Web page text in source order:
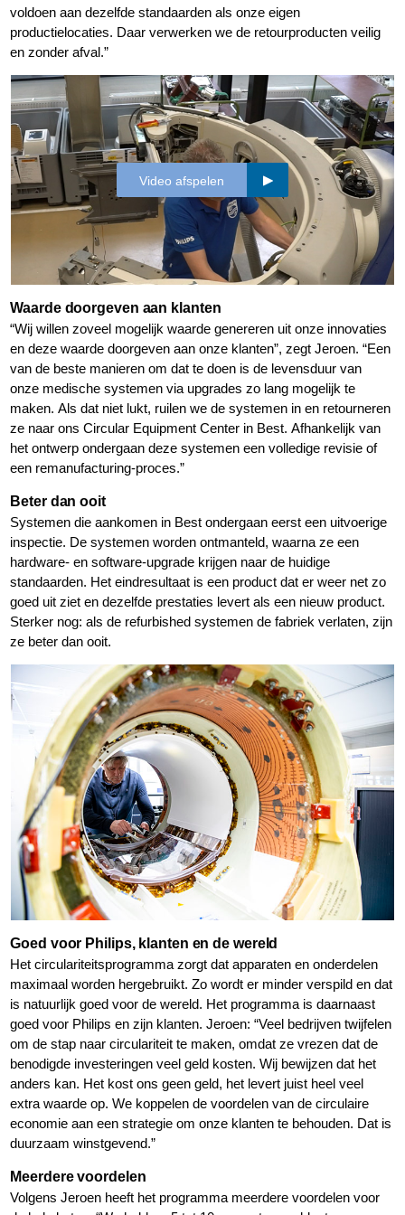
voldoen aan dezelfde standaarden als onze eigen
productielocaties. Daar verwerken we de retourproducten veilig
en zonder afval.”
Video afspelen
Waarde doorgeven aan klanten
“Wij willen zoveel mogelijk waarde genereren uit onze innovaties
en deze waarde doorgeven aan onze klanten”, zegt Jeroen. “Een
van de beste manieren om dat te doen is de levensduur van
onze medische systemen via upgrades zo lang mogelijk te
maken. Als dat niet lukt, ruilen we de systemen in en retourneren
ze naar ons Circular Equipment Center in Best. Afhankelijk van
het ontwerp ondergaan deze systemen een volledige revisie of
een remanufacturing-proces.”
Beter dan ooit
Systemen die aankomen in Best ondergaan eerst een uitvoerige
inspectie. De systemen worden ontmanteld, waarna ze een
hardware- en software-upgrade krijgen naar de huidige
standaarden. Het eindresultaat is een product dat er weer net zo
goed uit ziet en dezelfde prestaties levert als een nieuw product.
Sterker nog: als de refurbished systemen de fabriek verlaten, zijn
ze beter dan ooit.
Goed voor Philips, klanten en de wereld
Het circulariteitsprogramma zorgt dat apparaten en onderdelen
maximaal worden hergebruikt. Zo wordt er minder verspild en dat
is natuurlijk goed voor de wereld. Het programma is daarnaast
goed voor Philips en zijn klanten. Jeroen: “Veel bedrijven twijfelen
om de stap naar circulariteit te maken, omdat ze vrezen dat de
benodigde investeringen veel geld kosten. Wij bewijzen dat het
anders kan. Het kost ons geen geld, het levert juist heel veel
extra waarde op. We koppelen de voordelen van de circulaire
economie aan een strategie om onze klanten te behouden. Dat is
duurzaam winstgevend.”
Meerdere voordelen
Volgens Jeroen heeft het programma meerdere voordelen voor